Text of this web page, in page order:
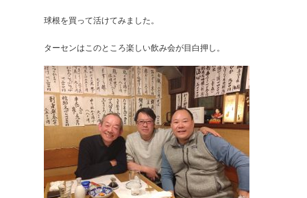
球根を買って活けてみました。
ターセンはこのところ楽しい飲み会が目白押し。